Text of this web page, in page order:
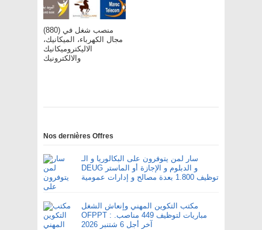
(880) منصب شغل في
مجال الكهرباء، الميكانيك،
الاليكتروميكانيك
والالكترونيك
Nos dernières Offres
سار لمن يتوفرون على البكالوريا و الـ
DEUG و الدبلوم و الإجازة أو الماستر
توظيف 1.800 بعدة مصالح و إدارات عمومية
مكتب التكوين المهني وإنعاش الشغل
OFPPT : مباريات لتوظيف 449 مناصب.
آخر أجل 6 شتنبر 2026